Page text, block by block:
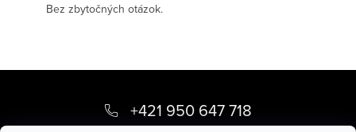
Bez zbytočných otázok.
+421 950 647 718